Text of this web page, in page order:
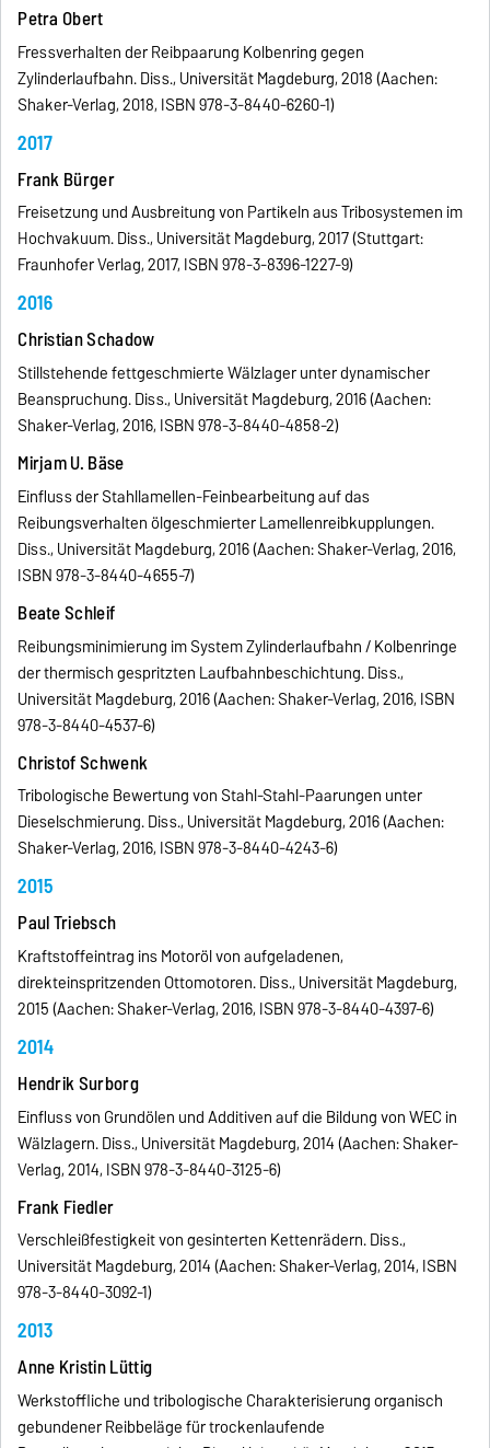
Petra Obert
Fressverhalten der Reibpaarung Kolbenring gegen
Zylinderlaufbahn. Diss., Universität Magdeburg, 2018 (Aachen:
Shaker-Verlag, 2018, ISBN 978-3-8440-6260-1)
2017
Frank Bürger
Freisetzung und Ausbreitung von Partikeln aus Tribosystemen im
Hochvakuum. Diss., Universität Magdeburg, 2017 (Stuttgart:
Fraunhofer Verlag, 2017, ISBN 978-3-8396-1227-9)
2016
Christian Schadow
Stillstehende fettgeschmierte Wälzlager unter dynamischer
Beanspruchung. Diss., Universität Magdeburg, 2016 (Aachen:
Shaker-Verlag, 2016, ISBN 978-3-8440-4858-2)
Mirjam U. Bäse
Einfluss der Stahllamellen-Feinbearbeitung auf das
Reibungsverhalten ölgeschmierter Lamellenreibkupplungen.
Diss., Universität Magdeburg, 2016 (Aachen: Shaker-Verlag, 2016,
ISBN 978-3-8440-4655-7)
Beate Schleif
Reibungsminimierung im System Zylinderlaufbahn / Kolbenringe
der thermisch gespritzten Laufbahnbeschichtung. Diss.,
Universität Magdeburg, 2016 (Aachen: Shaker-Verlag, 2016, ISBN
978-3-8440-4537-6)
Christof Schwenk
Tribologische Bewertung von Stahl-Stahl-Paarungen unter
Dieselschmierung. Diss., Universität Magdeburg, 2016 (Aachen:
Shaker-Verlag, 2016, ISBN 978-3-8440-4243-6)
2015
Paul Triebsch
Kraftstoffeintrag ins Motoröl von aufgeladenen,
direkteinspritzenden Ottomotoren. Diss., Universität Magdeburg,
2015 (Aachen: Shaker-Verlag, 2016, ISBN 978-3-8440-4397-6)
2014
Hendrik Surborg
Einfluss von Grundölen und Additiven auf die Bildung von WEC in
Wälzlagern. Diss., Universität Magdeburg, 2014 (Aachen: Shaker-
Verlag, 2014, ISBN 978-3-8440-3125-6)
Frank Fiedler
Verschleißfestigkeit von gesinterten Kettenrädern. Diss.,
Universität Magdeburg, 2014 (Aachen: Shaker-Verlag, 2014, ISBN
978-3-8440-3092-1)
2013
Anne Kristin Lüttig
Werkstoffliche und tribologische Charakterisierung organisch
gebundener Reibbeläge für trockenlaufende